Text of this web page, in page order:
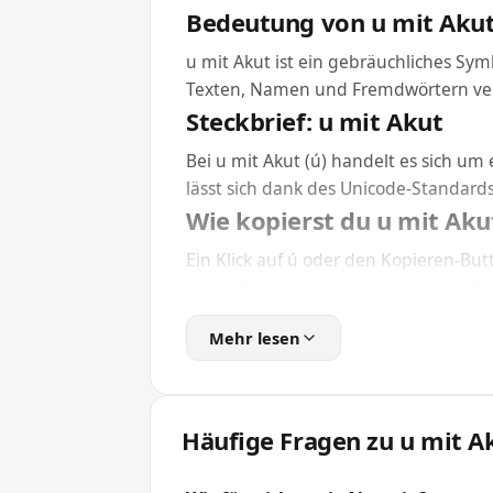
Bedeutung von u mit
u mit Akut ist ein gebräuchliches
Texten, Namen und Fremdwörtern
Steckbrief: u mit Akut
Bei u mit Akut (ú) handelt es sich um
lässt sich dank des Unicode-
Wie kopierst du u mit
Ein Klick auf ú oder den Kopieren-
Eine Installation brauchst du dafür
das Zeichen unabhängig von der
Wofür wird u mit Akut
Mehr lesen
Häufige Fragen zu u mit